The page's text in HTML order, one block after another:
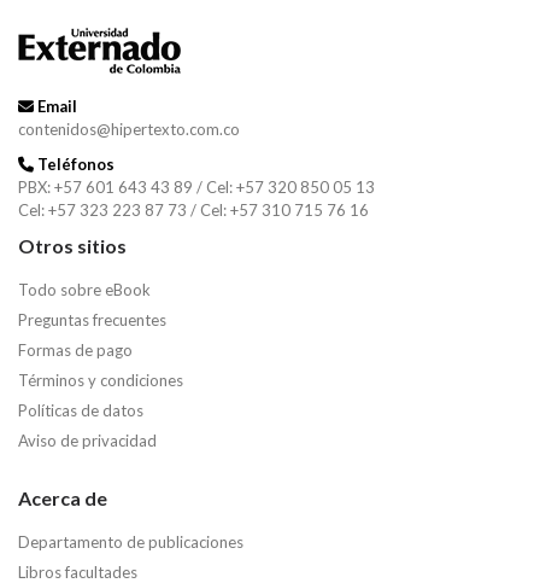
Email
contenidos@hipertexto.com.co
Teléfonos
PBX: +57 601 643 43 89 / Cel: +57 320 850 05 13
Cel: +57 323 223 87 73 / Cel: +57 310 715 76 16
Otros sitios
Todo sobre eBook
Preguntas frecuentes
Formas de pago
Términos y condiciones
Políticas de datos
Aviso de privacidad
Acerca de
Departamento de publicaciones
Libros facultades